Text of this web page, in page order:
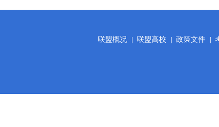
联盟概况 | 联盟高校 | 政策文件 |